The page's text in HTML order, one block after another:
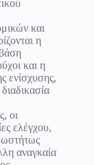
και
η
και η
ενίσχυσης,
οι
ελέγχου,
αναγκαία